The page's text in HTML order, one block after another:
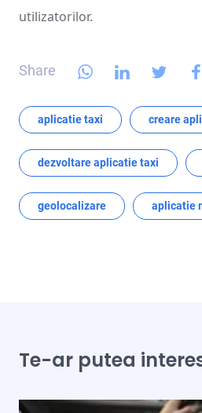
utilizatorilor.
aplicatie taxi creare
dezvoltare aplicatie taxi
geolocalizare aplicatie
Share
Te-ar putea